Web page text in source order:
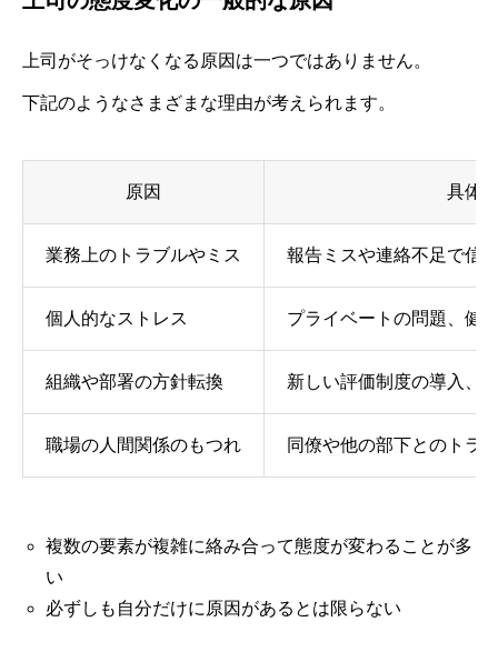
上司がそっけなくなる原因は一つではありません。
下記のようなさまざまな理由が考えられます。
原因 具体
業務上のトラブルやミス 報告ミスや連絡不足で信
個人的なストレス プライベートの問題、健
組織や部署の方針転換 新しい評価制度の導入、
職場の人間関係のもつれ 同僚や他の部下とのトラ
複数の要素が複雑に絡み合って態度が変わることが多
い
必ずしも自分だけに原因があるとは限らない